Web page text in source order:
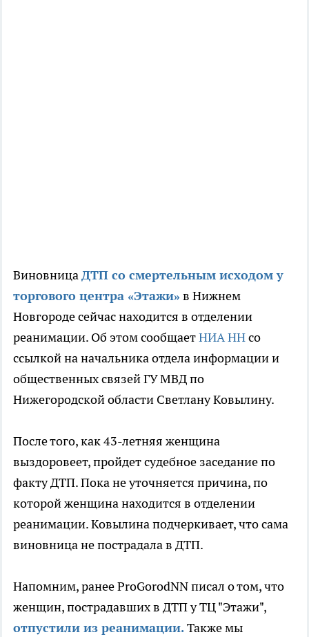
ВиновницаДТП со смертельным исходом у
торгового центра «Этажи» в Нижнем
Новгороде сейчас находится в отделении
реанимации. Об этом сообщаетНИА ННсо
ссылкой на начальника отдела информации и
общественных связей ГУ МВД по
Нижегородской области Светлану Ковылину.
После того, как 43-летняя женщина
выздоровеет, пройдет судебное заседание по
факту ДТП. Пока не уточняется причина, по
которой женщина находится в отделении
реанимации. Ковылина подчеркивает, что сама
виновница не пострадала в ДТП.
Напомним, ранее ProGorodNN писал о том, что
женщин, пострадавших в ДТП у ТЦ "Этажи",
отпустили из реанимации. Также мы